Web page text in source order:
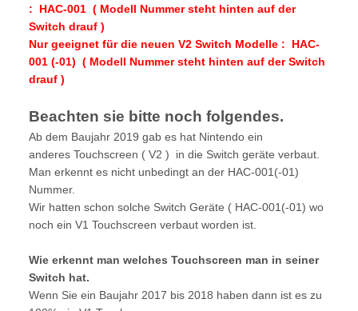
: HAC-001 ( Modell Nummer steht hinten auf der
Switch drauf )
Nur geeignet für die neuen V2 Switch Modelle : HAC-
001 (-01) ( Modell Nummer steht hinten auf der Switch
drauf )
Beachten sie bitte noch folgendes.
Ab dem Baujahr 2019 gab es hat Nintendo ein
anderes Touchscreen ( V2 ) in die Switch geräte verbaut.
Man erkennt es nicht unbedingt an der HAC-001(-01)
Nummer.
Wir hatten schon solche Switch Geräte ( HAC-001(-01) wo
noch ein V1 Touchscreen verbaut worden ist.
Wie erkennt man welches Touchscreen man in seiner
Switch hat.
Wenn Sie ein Baujahr 2017 bis 2018 haben dann ist es zu